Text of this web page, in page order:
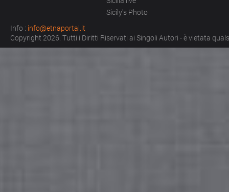
Sicily's Photo
Info : info@etnaportal.it
Copyright 2026. Tutti i Diritti Riservati ai Singoli Autori - è vietata